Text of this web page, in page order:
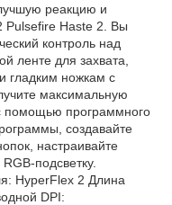
реакцию и
Pulsefire Haste 2. Вы
контроль над
ленте для захвата,
гладким ножкам с
максимальную
помощью программного
создавайте
настраивайте
подсветку.
HyperFlex 2 Длина
DPI: